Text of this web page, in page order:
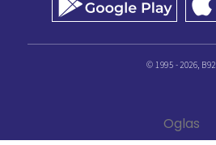
© 1995 - 2026, B92